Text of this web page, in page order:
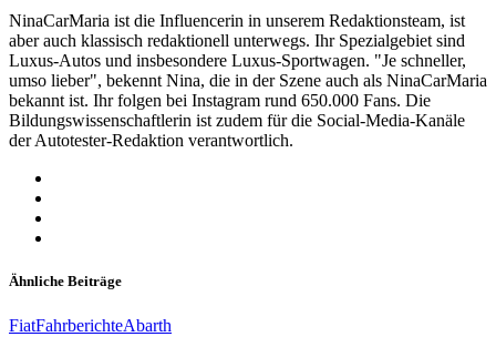
NinaCarMaria ist die Influencerin in unserem Redaktionsteam, ist
aber auch klassisch redaktionell unterwegs. Ihr Spezialgebiet sind
Luxus-Autos und insbesondere Luxus-Sportwagen. "Je schneller,
umso lieber", bekennt Nina, die in der Szene auch als NinaCarMaria
bekannt ist. Ihr folgen bei Instagram rund 650.000 Fans. Die
Bildungswissenschaftlerin ist zudem für die Social-Media-Kanäle
der Autotester-Redaktion verantwortlich.
Ähnliche Beiträge
FiatFahrberichteAbarth